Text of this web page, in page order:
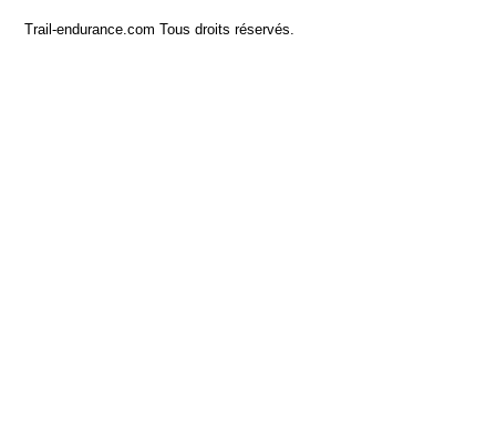
Trail-endurance.com Tous droits réservés.